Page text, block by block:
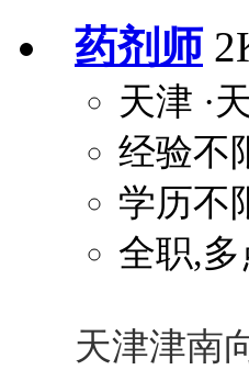
药剂师
天津 ·
经验不
学历不
全职,
天津津南